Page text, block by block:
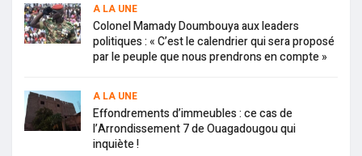
A LA UNE
Colonel Mamady Doumbouya aux leaders
politiques : « C’est le calendrier qui sera proposé
par le peuple que nous prendrons en compte »
A LA UNE
Effondrements d’immeubles : ce cas de
l’Arrondissement 7 de Ouagadougou qui
inquiète !